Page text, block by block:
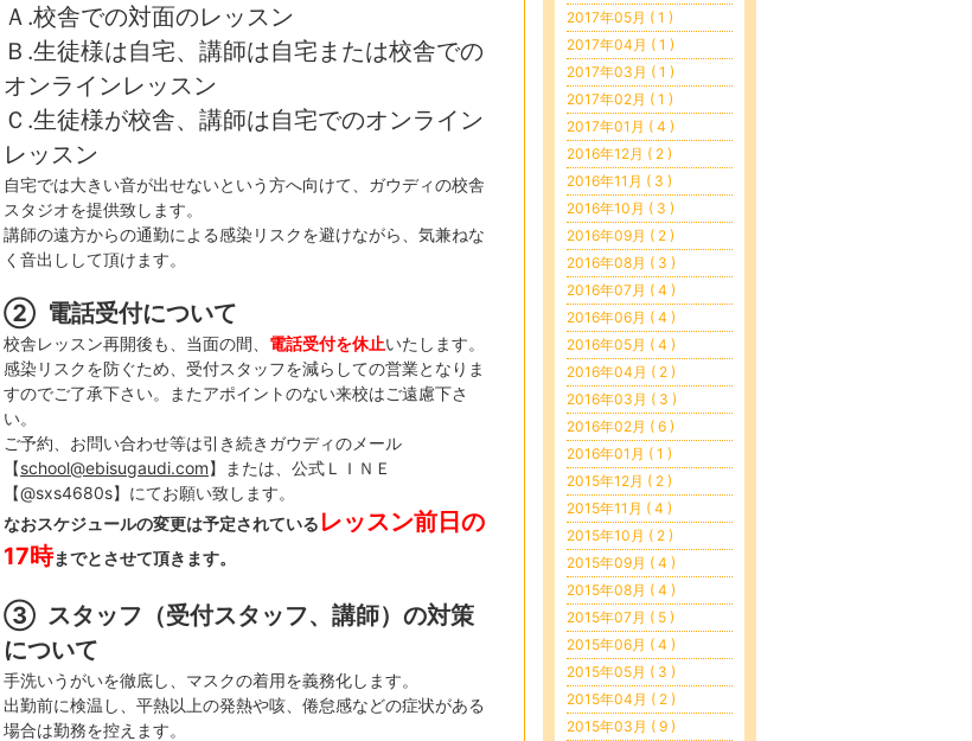
Ａ.校舎での対面のレッスン
Ｂ.生徒様は自宅、講師は自宅または校舎での
オンラインレッスン
Ｃ.生徒様が校舎、講師は自宅でのオンライン
レッスン
自宅では大きい音が出せないという方へ向けて、ガウディの校舎
スタジオを提供致します。
講師の遠方からの通勤による感染リスクを避けながら、気兼ねな
く音出しして頂けます。
② 電話受付について
校舎レッスン再開後も、当面の間、 電話受付を休止いたします。
感染リスクを防ぐため、受付スタッフを減らしての営業となりま
すのでご了承下さい。またアポイントのない来校はご遠慮下さ
い。
ご予約、お問い合わせ等は引き続きガウディのメール
【school@ebisugaudi.com】または、公式ＬＩＮＥ
【@sxs4680s】にてお願い致します。
なおスケジュールの変更は予定されている レッスン前日の
17時までとさせて頂きます。
③ スタッフ（受付スタッフ、講師）の対策
について
手洗いうがいを徹底し、マスクの着用を義務化します。
出勤前に検温し、平熱以上の発熱や咳、倦怠感などの症状がある
場合は勤務を控えます。
2017年05月 ( 1 )
2017年04月 ( 1 )
2017年03月 ( 1 )
2017年02月 ( 1 )
2017年01月 ( 4 )
2016年12月 ( 2 )
2016年11月 ( 3 )
2016年10月 ( 3 )
2016年09月 ( 2 )
2016年08月 ( 3 )
2016年07月 ( 4 )
2016年06月 ( 4 )
2016年05月 ( 4 )
2016年04月 ( 2 )
2016年03月 ( 3 )
2016年02月 ( 6 )
2016年01月 ( 1 )
2015年12月 ( 2 )
2015年11月 ( 4 )
2015年10月 ( 2 )
2015年09月 ( 4 )
2015年08月 ( 4 )
2015年07月 ( 5 )
2015年06月 ( 4 )
2015年05月 ( 3 )
2015年04月 ( 2 )
2015年03月 ( 9 )